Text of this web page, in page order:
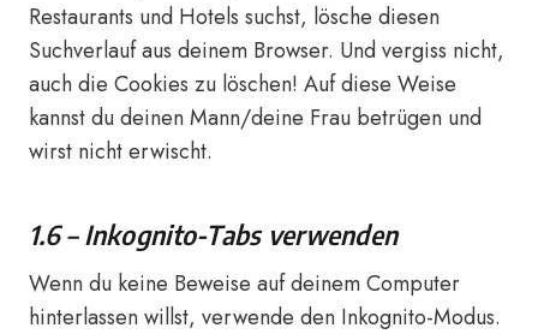
Restaurants und Hotels suchst, lösche diesen
Suchverlauf aus deinem Browser. Und vergiss nicht,
auch die Cookies zu löschen! Auf diese Weise
kannst du deinen Mann/deine Frau betrügen und
wirst nicht erwischt.
1.6 – Inkognito-Tabs verwenden
Wenn du keine Beweise auf deinem Computer
hinterlassen willst, verwende den Inkognito-Modus.